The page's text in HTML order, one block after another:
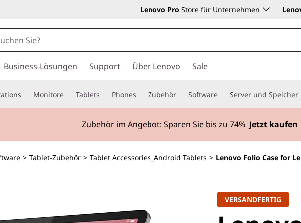
Lenovo Pro Store für Unternehmen
Business-Lösungen Support Über Lenovo Sale
Monitore Tablets Phones Zubehör Software Server und Speicher
Zubehör im Angebot: Sparen Sie bis zu 74% Jetzt kaufen
> Tablet-Zubehör > Tablet Accessories_Android Tablets > Lenovo Folio Case for
VERSANDFERTIG